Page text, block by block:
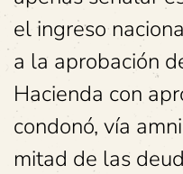
el ingreso
a la aprobación
Hacienda con
condonó, vía
mitad de las